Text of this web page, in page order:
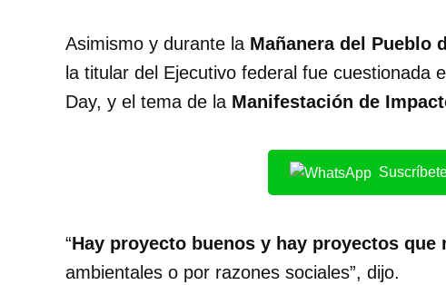
Asimismo y durante la Mañanera del Pueblo
la titular del Ejecutivo federal fue cuestionada
Day, y el tema de la Manifestación de
“Hay proyecto buenos y hay proyectos que
ambientales o por razones sociales”, dijo.